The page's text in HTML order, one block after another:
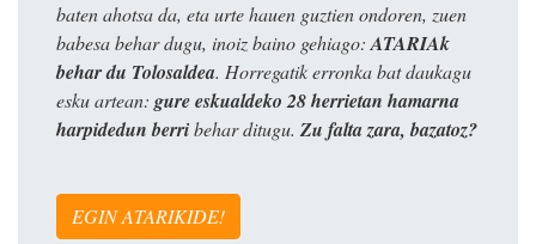
baten ahotsa da, eta urte hauen guztien ondoren, zuen
babesa behar dugu, inoiz baino gehiago:ATARIAk
behar du Tolosaldea. Horregatik erronka bat daukagu
esku artean: gure eskualdeko 28 herrietan hamarna
harpidedun berribehar ditugu. Zu falta zara, bazatoz?
EGIN ATARIKIDE!